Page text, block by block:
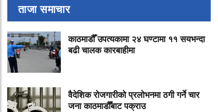
ताजा समाचार
काठमाडौँ उपत्यकामा २४ घण्टामा ११ सयभन्दा
बढी चालक कारबाहीमा
वैदेशिक रोजगारीको प्रलोभनमा ठगी गर्ने चार
जना काठमाडौँबाट पक्राउ